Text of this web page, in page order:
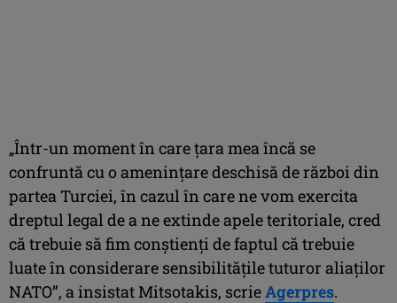
„Într-un moment în care ţara mea încă se
confruntă cu o ameninţare deschisă de război din
partea Turciei, în cazul în care ne vom exercita
dreptul legal de a ne extinde apele teritoriale, cred
că trebuie să fim conştienţi de faptul că trebuie
luate în considerare sensibilităţile tuturor aliaţilor
NATO”, a insistat Mitsotakis, scrieAgerpres.